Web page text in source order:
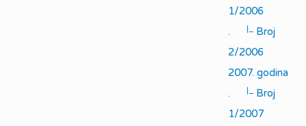
1/2006
.
|_ Broj
2/2006
2007. godina
.
|_ Broj
1/2007